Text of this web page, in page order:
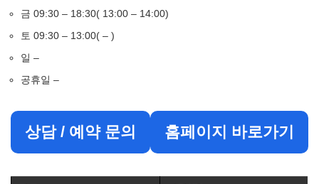
금 09:30 – 18:30( 13:00 – 14:00)
토 09:30 – 13:00( – )
일 –
공휴일 –
상담 / 예약 문의 홈페이지 바로가기